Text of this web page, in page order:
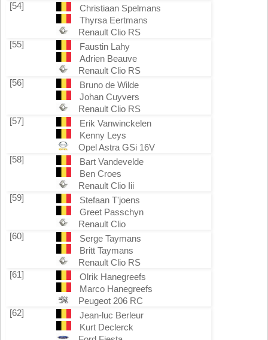
[54]
Christiaan Spelmans
Thyrsa Eertmans
Renault Clio RS
[55]
Faustin Lahy
Adrien Beauve
Renault Clio RS
[56]
Bruno de Wilde
Johan Cuyvers
Renault Clio RS
[57]
Erik Vanwinckelen
Kenny Leys
Opel Astra GSi 16V
[58]
Bart Vandevelde
Ben Croes
Renault Clio Iii
[59]
Stefaan T'joens
Greet Passchyn
Renault Clio
[60]
Serge Taymans
Britt Taymans
Renault Clio RS
[61]
Olrik Hanegreefs
Marco Hanegreefs
Peugeot 206 RC
[62]
Jean-luc Berleur
Kurt Declerck